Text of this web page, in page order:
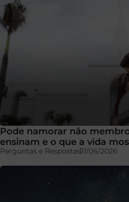
Pode namorar não
ensinam e o que a vida
Perguntas e Respostas11/06/2026